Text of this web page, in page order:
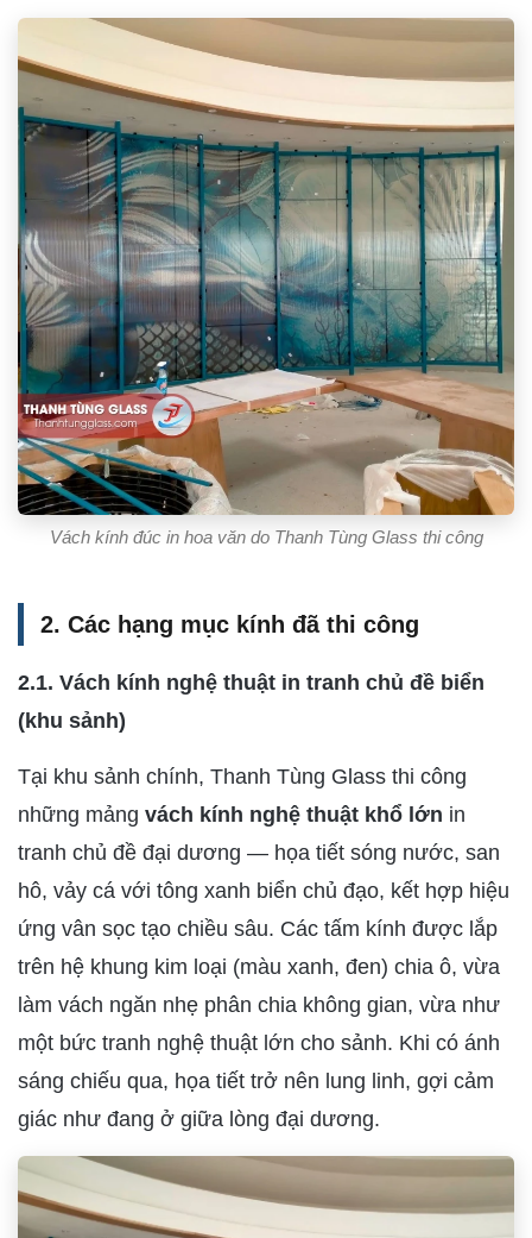
Vách kính đúc in hoa văn do Thanh Tùng Glass thi công
2. Các hạng mục kính đã thi công
2.1. Vách kính nghệ thuật in tranh chủ đề biển
(khu sảnh)
Tại khu sảnh chính, Thanh Tùng Glass thi công
những mảng vách kính nghệ thuật khổ lớn in
tranh chủ đề đại dương — họa tiết sóng nước, san
hô, vảy cá với tông xanh biển chủ đạo, kết hợp hiệu
ứng vân sọc tạo chiều sâu. Các tấm kính được lắp
trên hệ khung kim loại (màu xanh, đen) chia ô, vừa
làm vách ngăn nhẹ phân chia không gian, vừa như
một bức tranh nghệ thuật lớn cho sảnh. Khi có ánh
sáng chiếu qua, họa tiết trở nên lung linh, gợi cảm
giác như đang ở giữa lòng đại dương.